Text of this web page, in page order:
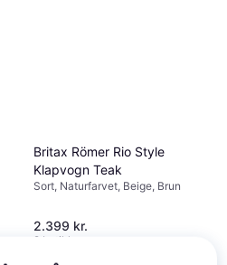
Britax Römer Rio Style
Klapvogn Teak
Sort, Naturfarvet, Beige, Brun
2.399 kr.
2 butikker